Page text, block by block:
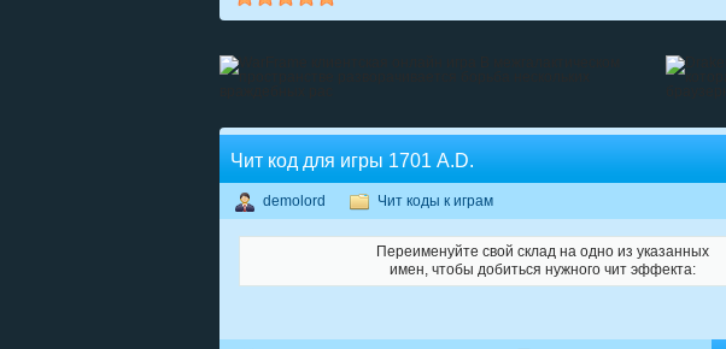
Чит код для игры 1701 A.D.
demolord Чит коды к играм
Переименуйте свой склад на одно из указанных
имен, чтобы добиться нужного чит эффекта: